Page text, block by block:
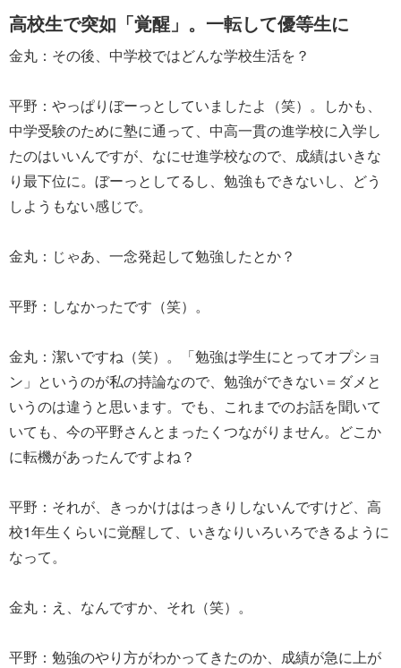
高校生で突如「覚醒」。一転して優等生に
金丸：その後、中学校ではどんな学校生活を？
平野：やっぱりぼーっとしていましたよ（笑）。しかも、
中学受験のために塾に通って、中高一貫の進学校に入学し
たのはいいんですが、なにせ進学校なので、成績はいきな
り最下位に。ぼーっとしてるし、勉強もできないし、どう
しようもない感じで。
金丸：じゃあ、一念発起して勉強したとか？
平野：しなかったです（笑）。
金丸：潔いですね（笑）。「勉強は学生にとってオプショ
ン」というのが私の持論なので、勉強ができない＝ダメと
いうのは違うと思います。でも、これまでのお話を聞いて
いても、今の平野さんとまったくつながりません。どこか
に転機があったんですよね？
平野：それが、きっかけははっきりしないんですけど、高
校1年生くらいに覚醒して、いきなりいろいろできるように
なって。
金丸：え、なんですか、それ（笑）。
平野：勉強のやり方がわかってきたのか、成績が急に上が